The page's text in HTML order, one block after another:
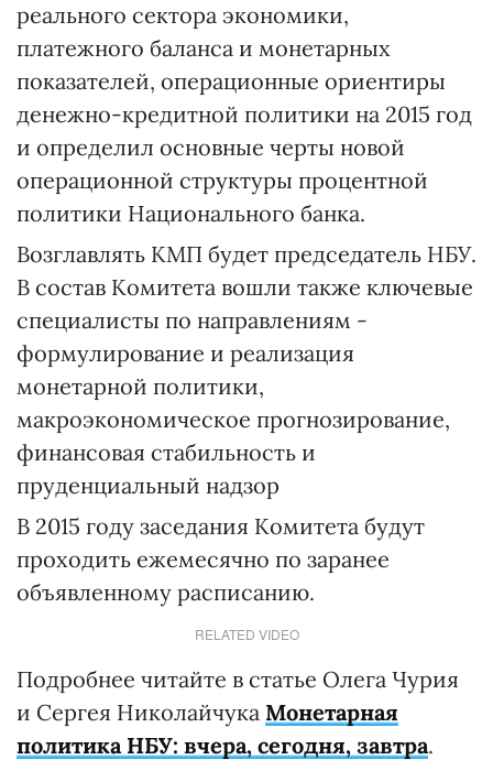
реального сектора экономики,
платежного баланса и монетарных
показателей, операционные ориентиры
денежно-кредитной политики на 2015 год
и определил основные черты новой
операционной структуры процентной
политики Национального банка.
Возглавлять КМП будет председатель НБУ.
В состав Комитета вошли также ключевые
специалисты по направлениям -
формулирование и реализация
монетарной политики,
макроэкономическое прогнозирование,
финансовая стабильность и
пруденциальный надзор
В 2015 году заседания Комитета будут
проходить ежемесячно по заранее
объявленному расписанию.
RELATED VIDEO
Подробнее читайте в статье Олега Чурия
и Сергея Николайчука Монетарная
политика НБУ: вчера, сегодня, завтра.